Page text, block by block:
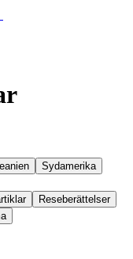
Sydamerika
Reseberättelser